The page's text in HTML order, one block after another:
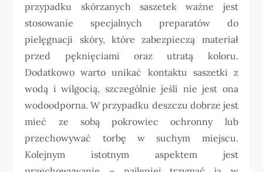
przypadku skórzanych saszetek ważne jest
stosowanie specjalnych preparatów do
pielęgnacji skóry, które zabezpieczą materiał
przed pęknięciami oraz utratą koloru.
Dodatkowo warto unikać kontaktu saszetki z
wodą i wilgocią, szczególnie jeśli nie jest ona
wodoodporna. W przypadku deszczu dobrze jest
mieć ze sobą pokrowiec ochronny lub
przechowywać torbę w suchym miejscu.
Kolejnym istotnym aspektem jest